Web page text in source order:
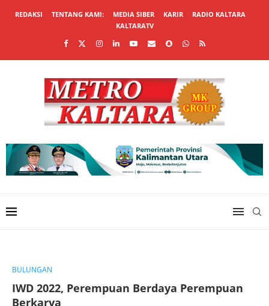
REDAKSI TENTANG KAMI: MEDIA SIBER KARIR
RADIO KALTARA
KALTARATV
BULUNGAN
IWD 2022, Perempuan Berdaya Perempuan
Berkarya